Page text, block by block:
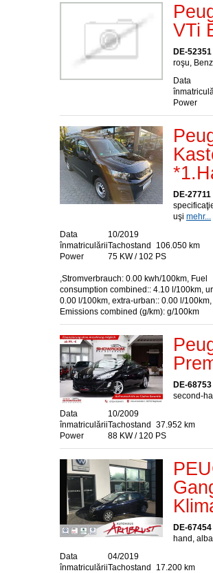
VTi
DE-
roşu,
Data
Power
DE-
uşi mehr...
Data
înmatriculării
10/2019
Tachostand
106.050 km
Power
75 KW / 102 PS
,Stromverbrauch: 0.00 kwh/100km, Fuel
consumption combined:: 4.10 l/100km,
0.00 l/100km, extra-urban:: 0.00 l/
Emissions combined (g/km): g/100km
DE-
second-
Data
înmatriculării
10/2009
Tachostand
37.952 km
Power
88 KW / 120 PS
DE-
hand,
Data
înmatriculării
04/2019
Tachostand
17.200 km